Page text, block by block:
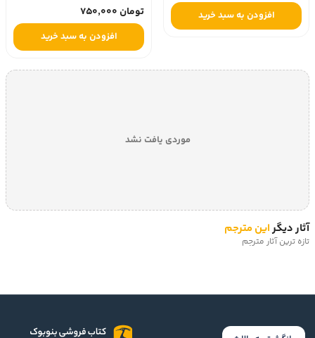
افزودن به سبد خرید تومان 750,000
افزودن به سبد خرید
موردی یافت نشد
آثار دیگراین مترجم
تازه ترین آثار مترجم